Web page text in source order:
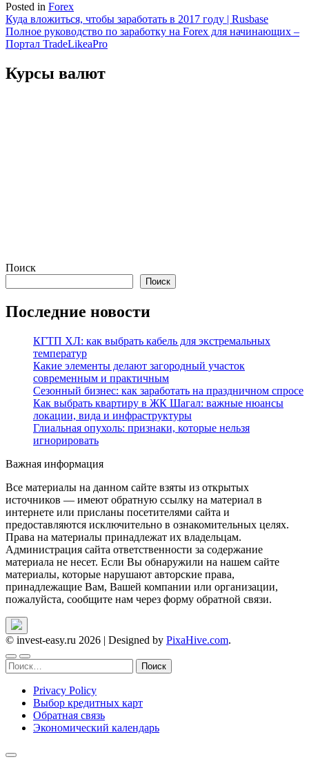
Posted in Forex
Навигация
по
Куда вложиться, чтобы заработать в 2017 году | Rusbase
Полное руководство по заработку на Forex для начинающих –
Портал TradeLikeaPro
Курсы валют
Поиск
Поиск
Последние новости
КГТП ХЛ: как выбрать кабель для экстремальных
температур
Какие элементы делают загородный участок
современным и практичным
Сезонный бизнес: как заработать на праздничном спросе
Как выбрать квартиру в ЖК Шагал: важные нюансы
локации, вида и инфраструктуры
Глиальная опухоль: признаки, которые нельзя
игнорировать
Важная информация
Все материалы на данном сайте взяты из открытых
источников — имеют обратную ссылку на материал в
интернете или присланы посетителями сайта и
предоставляются исключительно в ознакомительных целях.
Права на материалы принадлежат их владельцам.
Администрация сайта ответственности за содержание
материала не несет. Если Вы обнаружили на нашем сайте
материалы, которые нарушают авторские права,
принадлежащие Вам, Вашей компании или организации,
пожалуйста, сообщите нам через форму обратной связи.
© invest-easy.ru 2026 | Designed by PixaHive.com.
Найти:
Privacy Policy
Выбор кредитных карт
Обратная связь
Экономический календарь